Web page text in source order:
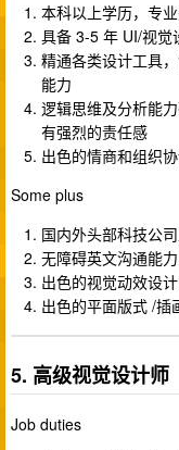
本科以上学历，专
具备 3-5 年 UI/视觉
精通各类设计工具
能力
逻辑思维及分析能
有强烈的责任感
出色的情商和组织
Some plus
国内外头部科技公
无障碍英文沟通能
出色的视觉动效设
出色的平面版式 /插
5. 高级视觉设计师
Job duties